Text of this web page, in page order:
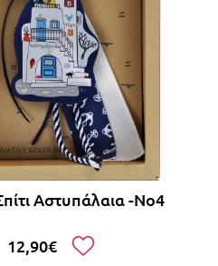
Αστυπάλαια -Νο4
12,90€